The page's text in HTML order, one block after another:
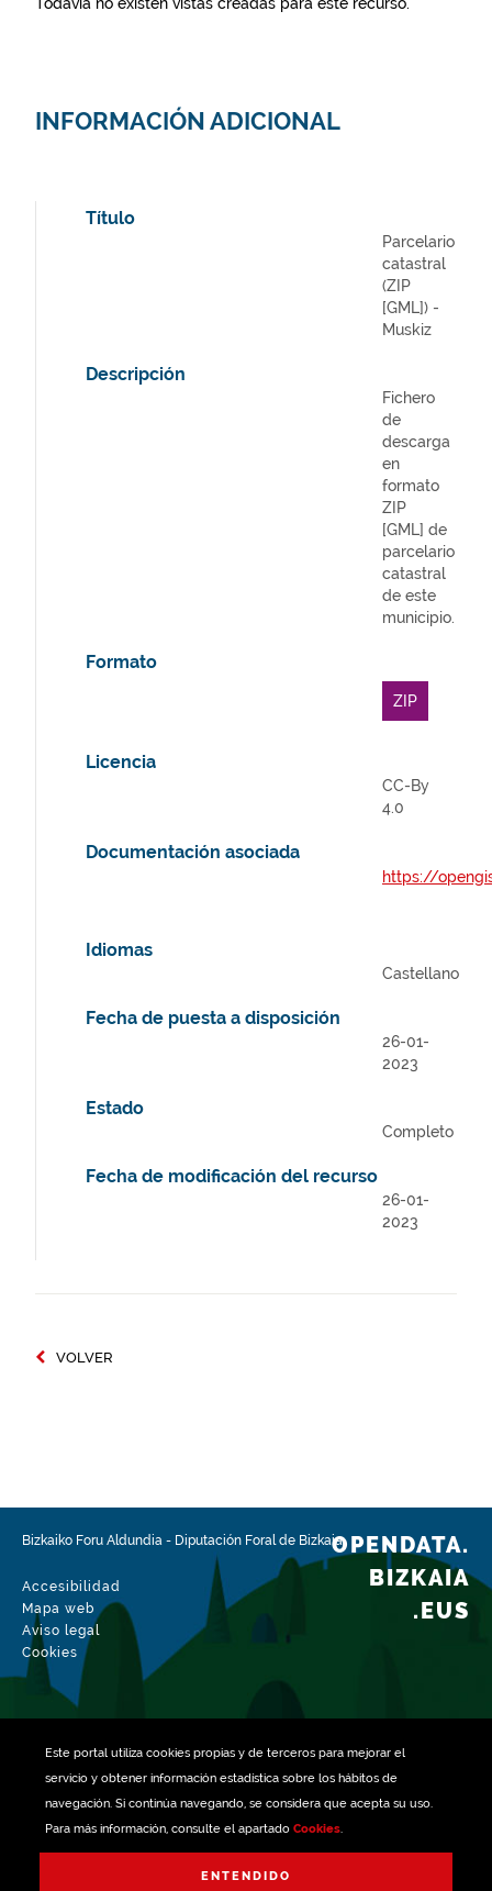
Este portal utiliza cookiespropias y de terceros para mejorar el
servicio y obtener información estadística sobre los hábitos de
navegación. Si continúa navegando, se considera que acepta su uso.
Para más información, consulte el apartado Cookies.
ENTENDIDO
INFORMACIÓN ADICIONAL
Título
Parcelario
catastral
(ZIP
[GML]) -
Muskiz
Descripción
Fichero
de
descarga
en
formato
ZIP
[GML] de
parcelario
catastral
de este
municipio.
Formato
ZIP
Licencia
CC-By
4.0
Documentación asociada
https://
Idiomas
Castellano
Fecha de puesta a disposición
26-01-
2023
Estado
Completo
Fecha de modificación del recurso
26-01-
2023
VOLVER
Bizkaiko Foru Aldundia - Diputación Foral de Bizkaia
Accesibilidad
Mapa web
Aviso legal
Cookies
OPENDATA.
BIZKAIA
.EUS